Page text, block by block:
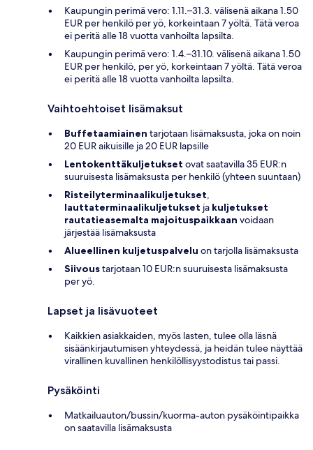
Kaupungin perimä vero: 1.11.–31.3. välisenä aikana 1.50
EUR per henkilö per yö, korkeintaan 7 yöltä. Tätä veroa
ei peritä alle 18 vuotta vanhoilta lapsilta.
Kaupungin perimä vero: 1.4.–31.10. välisenä aikana 1.50
EUR per henkilö, per yö, korkeintaan 7 yöltä. Tätä veroa
ei peritä alle 18 vuotta vanhoilta lapsilta.
Vaihtoehtoiset lisämaksut
Buffetaamiainen tarjotaan lisämaksusta, joka on noin
20 EUR aikuisille ja 20 EUR lapsille
Lentokenttäkuljetukset ovat saatavilla 35 EUR:n
suuruisesta lisämaksusta per henkilö (yhteen suuntaan)
Risteilyterminaalikuljetukset,
lauttaterminaalikuljetukset ja kuljetukset
rautatieasemalta majoituspaikkaan voidaan
järjestää lisämaksusta
Alueellinen kuljetuspalvelu on tarjolla lisämaksusta
Siivoustarjotaan 10 EUR:n suuruisesta lisämaksusta
per yö.
Lapset ja lisävuoteet
Kaikkien asiakkaiden, myös lasten, tulee olla läsnä
sisäänkirjautumisen yhteydessä, ja heidän tulee näyttää
virallinen kuvallinen henkilöllisyystodistus tai passi.
Pysäköinti
Matkailuauton/bussin/kuorma-auton pysäköintipaikka
on saatavilla lisämaksusta